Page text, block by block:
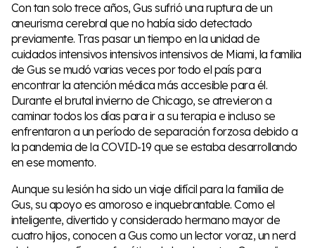
Con tan solo trece años, Gus sufrió una ruptura de un
aneurisma cerebral que no había sido detectado
previamente. Tras pasar un tiempo en la unidad de
cuidados intensivos intensivos intensivos de Miami, la familia
de Gus se mudó varias veces por todo el país para
encontrar la atención médica más accesible para él.
Durante el brutal invierno de Chicago, se atrevieron a
caminar todos los días para ir a su terapia e incluso se
enfrentaron a un período de separación forzosa debido a
la pandemia de la COVID-19 que se estaba desarrollando
en ese momento.
Aunque su lesión ha sido un viaje difícil para la familia de
Gus, su apoyo es amoroso e inquebrantable. Como el
inteligente, divertido y considerado hermano mayor de
cuatro hijos, conocen a Gus como un lector voraz, un nerd